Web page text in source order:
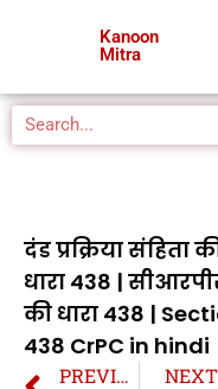
Kanoon
Mitra
दंड प्रक्रिया संहिता
धारा 438 |
की धारा 438 |
438 CrPC in hindi
PREVIOUS NEXT